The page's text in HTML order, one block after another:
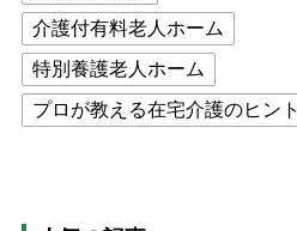
介護付有料老人ホーム
特別養護老人ホーム
プロが教える在宅介護のヒント